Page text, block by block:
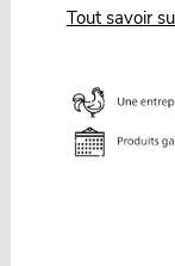
Tout savoir